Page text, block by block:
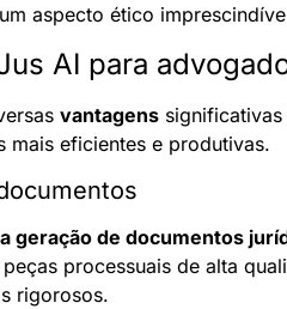
aspecto ético
AI para
vantagens significativas
mais eficientes e produtivas.
geração de documentos
processuais de alta
rigorosos.